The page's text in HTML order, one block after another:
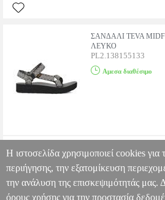
ΣΑΝΔΑΛΙ TEVA
ΛΕΥΚΟ
PL2.138155133
Αμεσα διαθέσιμο
Η ιστοσελίδα χρησιμοποιεί cookies για
περιήγησης, την εξατομίκευση
την ανάλυση της επισκεψιμότητάς μας.
όρους χρήσης για την προστασία